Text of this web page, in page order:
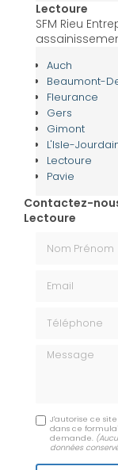
Lectoure
SFM Rieu
Auch
Beaumont-
Fleurance
Gers
Gimont
L'Isle-
Lectoure
Pavie
Contactez-
Lectoure
Message
J'autorise ce
dans ce
demande.
données